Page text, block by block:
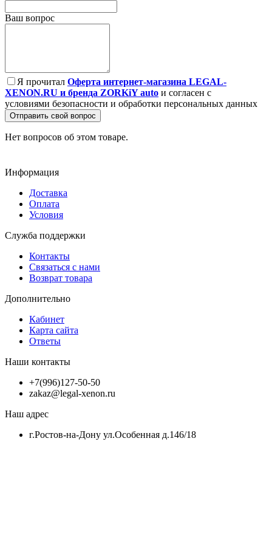
Ваш вопрос
Я прочитал Оферта интернет-магазина LEGAL-
XENON.RU и бренда ZORKiY auto и согласен с
условиями безопасности и обработки персональных данных
Отправить свой вопрос
Нет вопросов об этом товаре.
Информация
Доставка
Оплата
Условия
Служба поддержки
Контакты
Связаться с нами
Возврат товара
Дополнительно
Кабинет
Карта сайта
Ответы
Наши контакты
+7(996)127-50-50
zakaz@legal-xenon.ru
Наш адрес
г.Ростов-на-Дону ул.Особенная д.146/18